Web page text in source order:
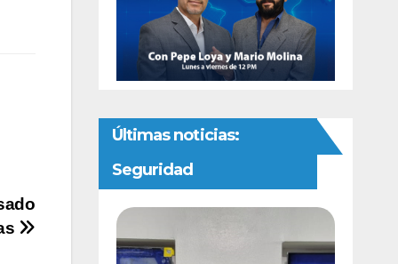
Últimas noticias:
Seguridad